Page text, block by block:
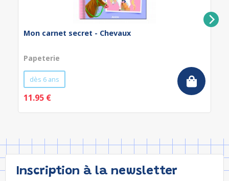
Mon carnet secret - Chevaux
Papeterie
dès 6 ans
11.95 €
Inscription à la newsletter